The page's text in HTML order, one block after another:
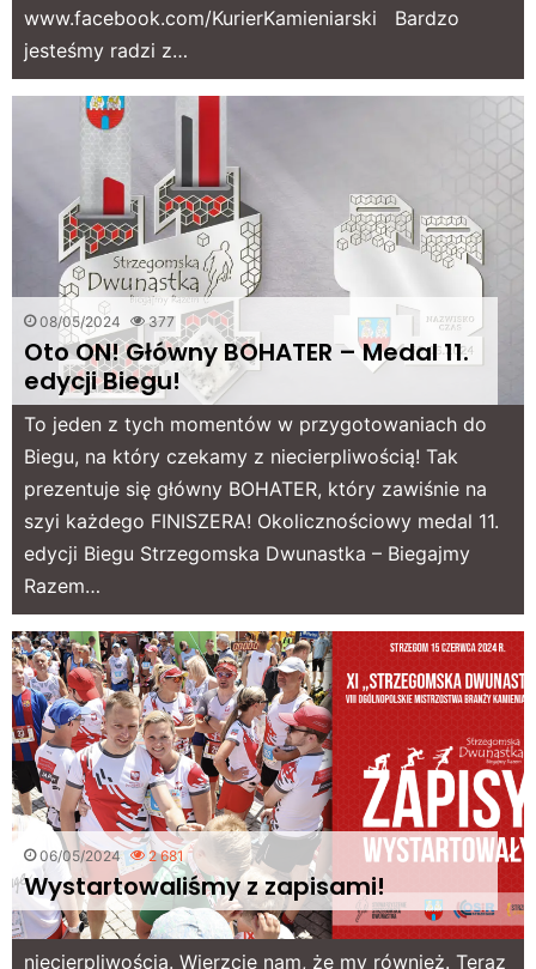
www.facebook.com/KurierKamieniarski Bardzo
jesteśmy radzi z…
08/05/2024 377
Oto ON! Główny BOHATER – Medal 11.
edycji Biegu!
To jeden z tych momentów w przygotowaniach do
Biegu, na który czekamy z niecierpliwością! Tak
prezentuje się główny BOHATER, który zawiśnie na
szyi każdego FINISZERA! Okolicznościowy medal 11.
edycji Biegu Strzegomska Dwunastka – Biegajmy
Razem…
06/05/2024 2 681
Wystartowaliśmy z zapisami!
Wielu z Was czekało na ten moment z
niecierpliwością. Wierzcie nam, że my również. Teraz